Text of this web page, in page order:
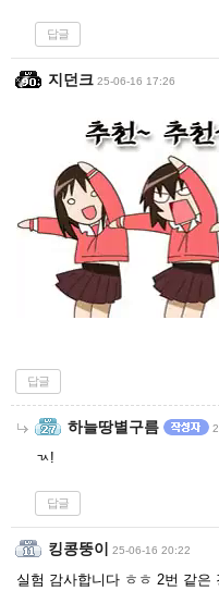
답글
지던크 25-06-16 17:26
답글
하늘땅별구름
ㄳ!
답글
킹콩뚱이 25-06-16 20:22
실험 감사합니다 ㅎㅎ 2번 같은